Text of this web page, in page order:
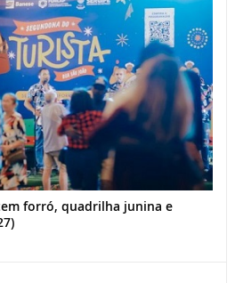
forró, quadrilha junina e